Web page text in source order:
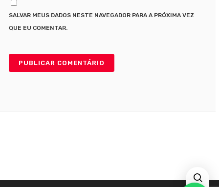
SALVAR MEUS DADOS NESTE NAVEGADOR PARA A PRÓXIMA VEZ
QUE EU COMENTAR.